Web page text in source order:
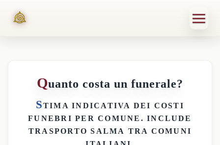
Quanto costa un funerale?
STIMA INDICATIVA DEI COSTI
FUNEBRI PER COMUNE . INCLUDE
TRASPORTO SALMA TRA COMUNI